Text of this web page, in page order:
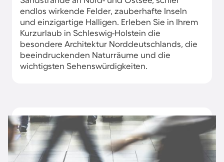
endlos wirkende Felder, zauberhafte Inseln
und einzigartige Halligen. Erleben Sie in Ihrem
Kurzurlaub in Schleswig-Holstein die
besondere Architektur Norddeutschlands, die
beeindruckenden Naturräume und die
wichtigsten Sehenswürdigkeiten.